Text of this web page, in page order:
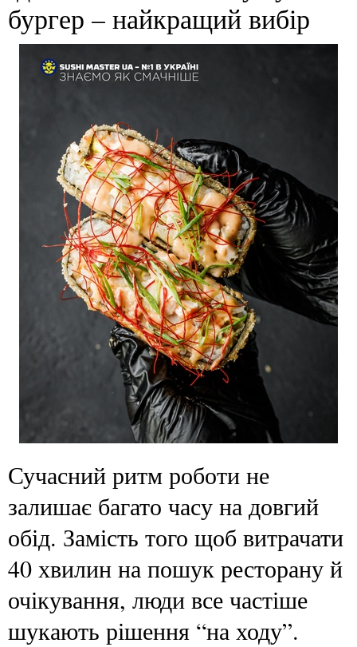
бургер – найкращий вибір
Сучасний ритм роботи не
залишає багато часу на довгий
обід. Замість того щоб витрачати
40 хвилин на пошук ресторану й
очікування, люди все частіше
шукають рішення “на ходу”.